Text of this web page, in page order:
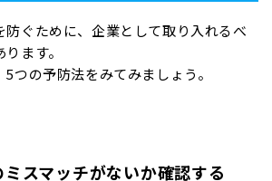
防ぐために、企業として取り入れるべ
ます。
つの予防法をみてみましょう。
スマッチがないか確認する